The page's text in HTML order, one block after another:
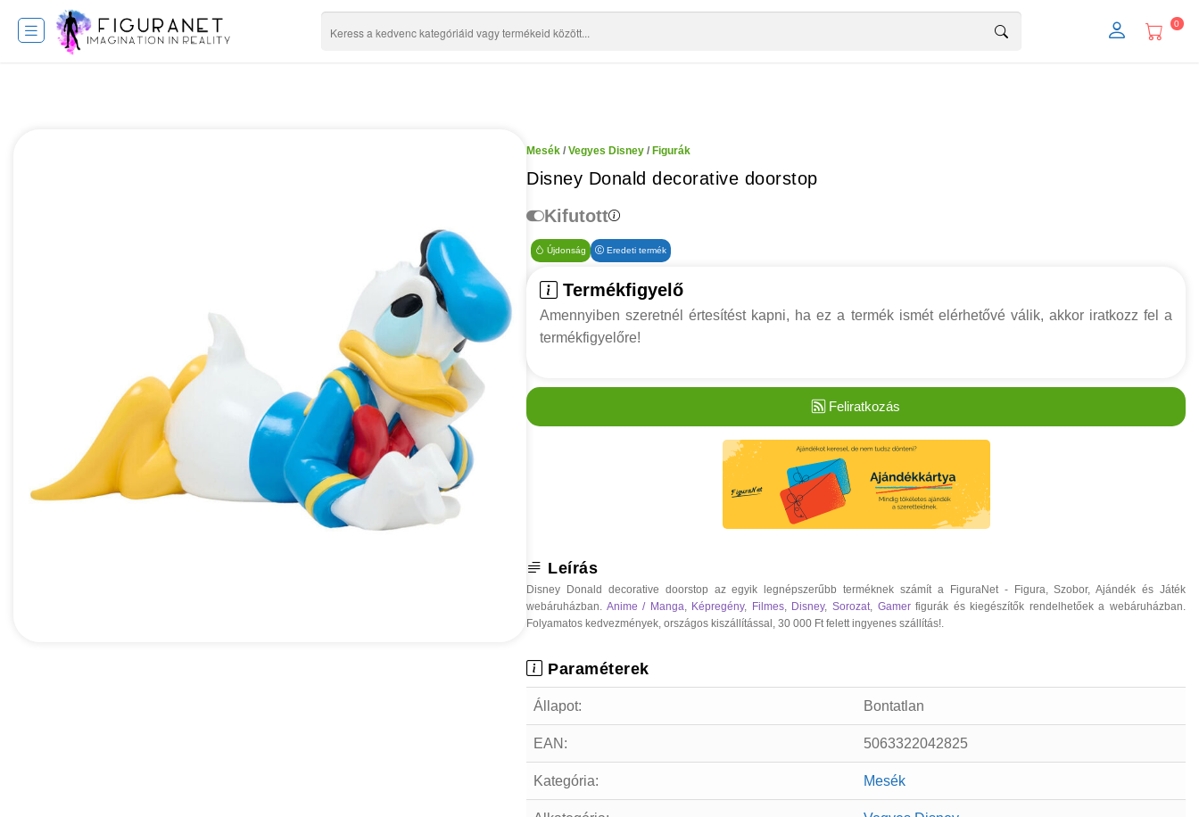
0
Mesék / Vegyes Disney / Figurák
Disney Donald decorative doorstop
Kifutott
Újdonság Eredeti termék
Termékfigyelő
Amennyiben szeretnél értesítést kapni, ha ez a termék ismét elérhetővé válik, akkor iratkozz fel a
termékfigyelőre!
Feliratkozás
Leírás
Disney Donald decorative doorstop az egyik legnépszerűbb terméknek számít a FiguraNet - Figura, Szobor, Ajándék és Játék
webáruházban. Anime / Manga Képregény, Filmes, Disney,Sorozat Gamerfigurák és kiegészítők rendelhetőek a webáruházban.
Folyamatos kedvezmények, országos kiszállítással, 30 000 Ft felett ingyenes szállítás!.
Paraméterek
Állapot: Bontatlan
EAN: 5063322042825
Kategória: Mesék